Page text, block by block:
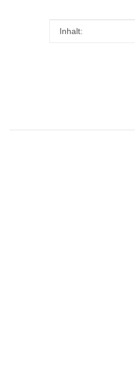
Produkteigenschaft
Wert
Inhalt: